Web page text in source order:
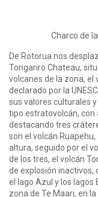
Charco de
De Rotorua nos
Tongariro Chateau,
volcanes de la zona, el
declarado por la
sus valores culturales
tipo estratovolcán, con
destacando tres
son el volcán
altura, seguido por el
de los tres, el volcán
de explosión inactivos,
el lago Azul y los lagos
zona de Te Maari, en